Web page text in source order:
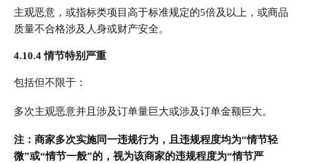
主观恶意，或指标类项目高于标准规定的5倍及以上，或商品
质量不合格涉及人身或财产安全。
4.10.4 情节特别严重
包括但不限于：
多次主观恶意并且涉及订单量巨大或涉及订单金额巨大。
注：商家多次实施同一违规行为，且违规程度均为“情节轻
微”或“情节一般”的，视为该商家的违规程度为“情节严